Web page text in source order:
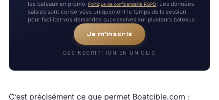
les bateaux en promo. Politique de confidentialité RGPD. Les données
saisies sont conservées uniquement le temps de la session
pour faciliter vos demandes successives sur plusieurs bateaux.
Je m'inscris
DÉSINSCRIPTION EN UN CLIC
C’est précisément ce que permet Boatcible.com :